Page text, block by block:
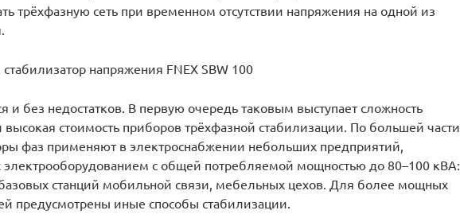
трёхфазную сеть при временном отсутствии напряжения на одной из
напряжения FNEX SBW 100
и без недостатков. В первую очередь таковым выступает сложность
высокая стоимость приборов трёхфазной стабилизации. По большей части
фаз применяют в электроснабжении небольших предприятий,
с общей потребляемой мощностью до 80–100 кВА:
станций мобильной связи, мебельных цехов. Для более мощных
предусмотрены иные способы стабилизации.